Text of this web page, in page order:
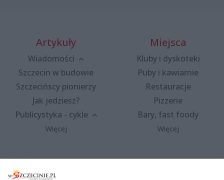
Artykuły
Wiadomości
Szczecin w budowie
Szczecińscy pionierzy
Jak jedziesz?
Publicystyka - cykle
Więcej
Miejsca
Kluby i dyskoteki
Puby i kawiarnie
Restauracje
Pizzerie
Bary, fast foody
Więcej
Wydarzenia